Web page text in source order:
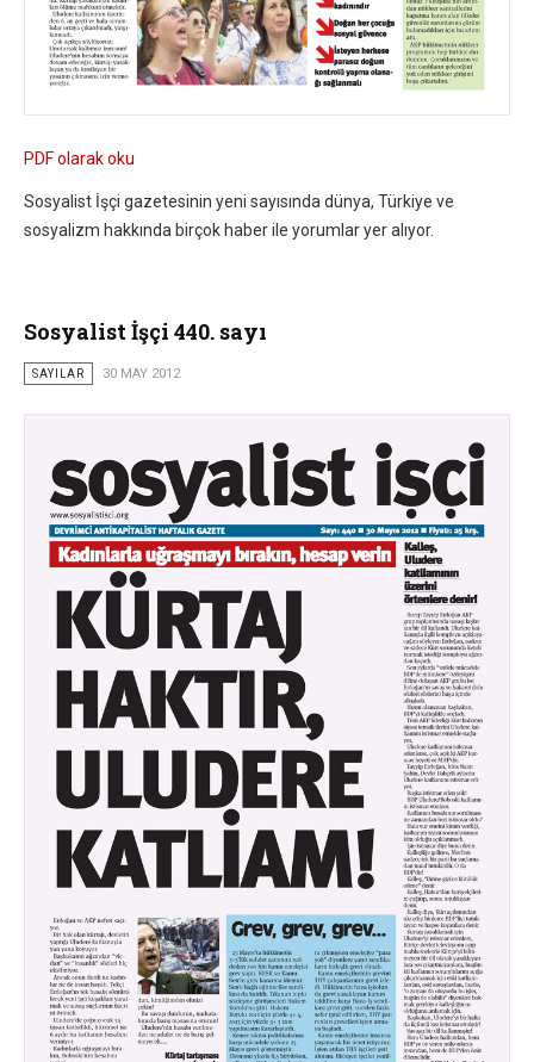
PDF olarak oku
Sosyalist İşçi gazetesinin yeni sayısında dünya, Türkiye ve
sosyalizm hakkında birçok haber ile yorumlar yer alıyor.
Sosyalist İşçi 440. sayı
SAYILAR 30 MAY 2012